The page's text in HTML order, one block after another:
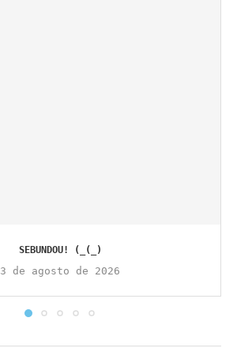
SEBUNDOU! (_(_)
3 de agosto de 2026